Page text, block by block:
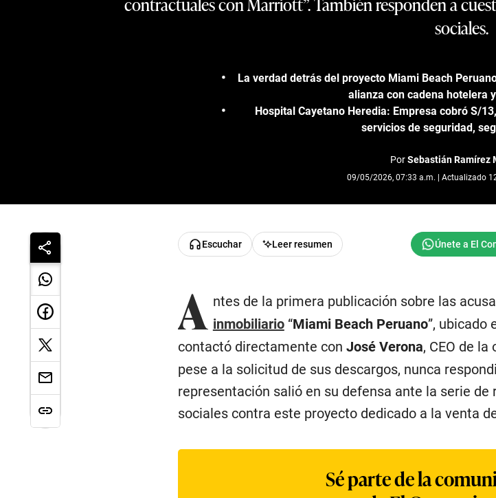
sociales.
La verdad detrás del proyecto Miami Beach
alianza con cadena hotelera
Hospital Cayetano Heredia: Empresa cobró S/
servicios de seguridad,
PorSebastián Ramírez
09/05/2026, 07:33 a.m. | Actualizado
Escuchar Leer resumen
A ntes de la primera publicación sobre las
inmobiliario“Miami Beach Peruano”, ubicado
contactó directamente con José Verona, CEO de
pese a la solicitud de sus descargos, nunca
representación salió en su defensa ante la serie de
sociales contra este proyecto dedicado a la venta